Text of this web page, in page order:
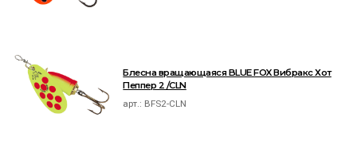
Блесна вращающаяся BLUE FOX Вибракс Хот
Пеппер 2 /CLN
арт.: BFS2-CLN